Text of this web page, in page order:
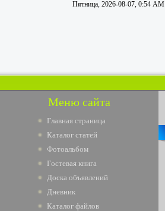
Пятница, 2026-08-07, 0:54 AM
Меню сайта
Главная страница
Каталог статей
Фотоальбом
Гостевая книга
Доска объявлений
Дневник
Каталог файлов